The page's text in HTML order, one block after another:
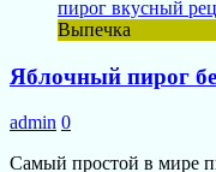
Выпечка
Яблочный пирог
admin 0
Самый простой в мире